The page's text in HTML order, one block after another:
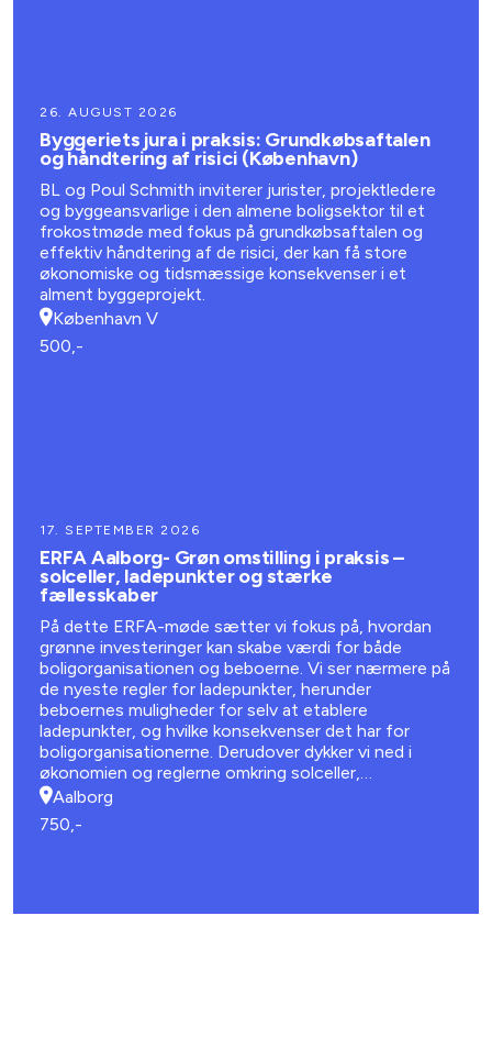
26. AUGUST 2026
Byggeriets jura i praksis: Grundkøbsaftalen
og håndtering af risici (København)
BL og Poul Schmith inviterer jurister, projektledere
og byggeansvarlige i den almene boligsektor til et
frokostmøde med fokus på grundkøbsaftalen og
effektiv håndtering af de risici, der kan få store
økonomiske og tidsmæssige konsekvenser i et
alment byggeprojekt.
København V
500,-
17. SEPTEMBER 2026
ERFA Aalborg- Grøn omstilling i praksis –
solceller, ladepunkter og stærke
fællesskaber
På dette ERFA-møde sætter vi fokus på, hvordan
grønne investeringer kan skabe værdi for både
boligorganisationen og beboerne. Vi ser nærmere på
de nyeste regler for ladepunkter, herunder
beboernes muligheder for selv at etablere
ladepunkter, og hvilke konsekvenser det har for
boligorganisationerne. Derudover dykker vi ned i
økonomien og reglerne omkring solceller,
batteriløsninger og energifællesskaber.
Aalborg
750,-